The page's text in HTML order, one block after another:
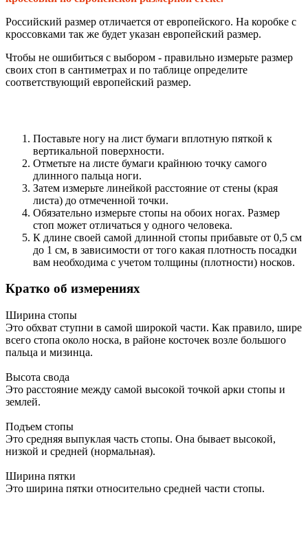
Российский размер отличается от европейского. На коробке с
кроссовками так же будет указан европейский размер.
Чтобы не ошибиться с выбором - правильно измерьте размер
своих стоп в сантиметрах и по таблице определите
соответствующий европейский размер.
Поставьте ногу на лист бумаги вплотную пяткой к
вертикальной поверхности.
Отметьте на листе бумаги крайнюю точку самого
длинного пальца ноги.
Затем измерьте линейкой расстояние от стены (края
листа) до отмеченной точки.
Обязательно измерьте стопы на обоих ногах. Размер
стоп может отличаться у одного человека.
К длине своей самой длинной стопы прибавьте от 0,5 см
до 1 см, в зависимости от того какая плотность посадки
вам необходима с учетом толщины (плотности) носков.
Кратко об измерениях
Ширина стопы
Это обхват ступни в самой широкой части. Как правило, шире
всего стопа около носка, в районе косточек возле большого
пальца и мизинца.
Высота свода
Это расстояние между самой высокой точкой арки стопы и
землей.
Подъем стопы
Это средняя выпуклая часть стопы. Она бывает высокой,
низкой и средней (нормальная).
Ширина пятки
Это ширина пятки относительно средней части стопы.